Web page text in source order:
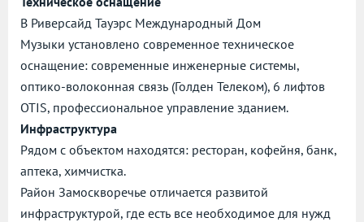
В Риверсайд Тауэрс Международный Дом
Музыки установлено современное техническое
оснащение: современные инженерные системы,
оптико-волоконная связь (Голден Телеком), 6 лифтов
OTIS, профессиональное управление зданием.
Инфраструктура
Рядом с объектом находятся: ресторан, кофейня, банк,
аптека, химчистка.
Район Замоскворечье отличается развитой
инфраструктурой, где есть все необходимое для нужд